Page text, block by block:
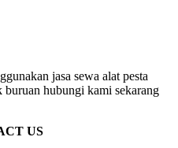
jasa sewa alat pesta
buruan hubungi kami sekarang
US